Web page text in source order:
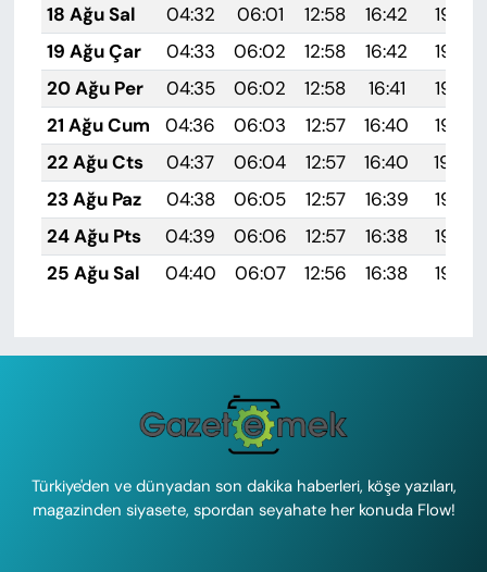
18 Ağu Sal
04:32 06:01 12:58 16:42
19:45
19 Ağu Çar
04:33 06:02 12:58 16:42
19:44
20 Ağu Per
04:35 06:02 12:58 16:41
19:43
21 Ağu Cum
04:36 06:03 12:57 16:40
19:42
22 Ağu Cts
04:37 06:04 12:57 16:40
19:40
23 Ağu Paz
04:38 06:05 12:57 16:39
19:39
24 Ağu Pts
04:39 06:06 12:57 16:38
19:38
25 Ağu Sal
04:40 06:07 12:56 16:38 19:36
Türkiye'den ve dünyadan son dakika haberleri, köşe yazıları,
magazinden siyasete, spordan seyahate her konuda Flow!